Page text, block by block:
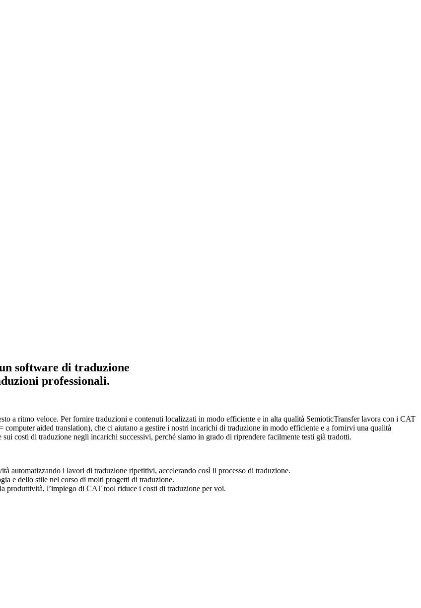
software di traduzione
professionali.
a ritmo veloce. Per fornire traduzioni e contenuti localizzati in modo efficiente e in alta qualità SemioticTransfer lavora con i CAT
aided translation), che ci aiutano a gestire i nostri incarichi di traduzione in modo efficiente e a fornirvi una qualità
sui costi di traduzione negli incarichi successivi, perché siamo in grado di riprendere facilmente testi già tradotti.
automatizzando i lavori di traduzione ripetitivi, accelerando così il processo di traduzione.
e dello stile nel corso di molti progetti di traduzione.
produttività, l’impiego di CAT tool riduce i costi di traduzione per voi.